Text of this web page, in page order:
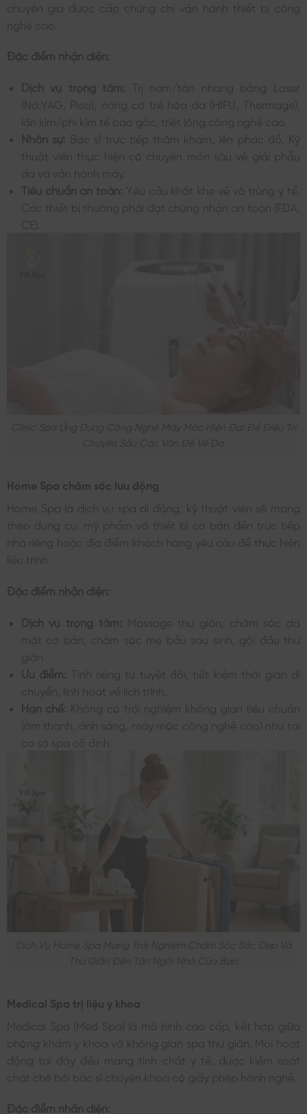
chuyên gia được cấp chứng chỉ vận hành thiết bị công
nghệ cao.
Đặc điểm nhận diện:
Dịch vụ trọng tâm: Trị nám/tàn nhang bằng Laser
(Nd:YAG, Pico), nâng cơ trẻ hóa da (HIFU, Thermage),
lăn kim/phi kim tế bào gốc, triệt lông công nghệ cao.
Nhân sự: Bác sĩ trực tiếp thăm khám, lên phác đồ. Kỹ
thuật viên thực hiện có chuyên môn sâu về giải phẫu
da và vận hành máy.
Tiêu chuẩn an toàn: Yêu cầu khắt khe về vô trùng y tế.
Các thiết bị thường phải đạt chứng nhận an toàn (FDA,
CE).
Clinic Spa Ứng Dụng Công Nghệ Máy Móc Hiện Đại Để Điều Trị
Chuyên Sâu Các Vấn Đề Về Da.
Home Spa chăm sóc lưu động
Home Spa là dịch vụ spa di động, kỹ thuật viên sẽ mang
theo dụng cụ, mỹ phẩm và thiết bị cơ bản đến trực tiếp
nhà riêng hoặc địa điểm khách hàng yêu cầu để thực hiện
liệu trình.
Đặc điểm nhận diện:
Dịch vụ trọng tâm: Massage thư giãn, chăm sóc da
mặt cơ bản, chăm sóc mẹ bầu sau sinh, gội đầu thư
giãn.
Ưu điểm: Tính riêng tư tuyệt đối, tiết kiệm thời gian di
chuyển, linh hoạt về lịch trình.
Hạn chế: Không có trải nghiệm không gian tiêu chuẩn
(âm thanh, ánh sáng, máy móc công nghệ cao) như tại
cơ sở spa cố định.
Dịch Vụ Home Spa Mang Trải Nghiệm Chăm Sóc Sắc Đẹp Và
Thư Giãn Đến Tận Ngôi Nhà Của Bạn.
Medical Spa trị liệu y khoa
Medical Spa (Med Spa) là mô hình cao cấp, kết hợp giữa
phòng khám y khoa và không gian spa thư giãn. Mọi hoạt
động tại đây đều mang tính chất y tế, được kiểm soát
chặt chẽ bởi bác sĩ chuyên khoa có giấy phép hành nghề.
Đặc điểm nhận diện: